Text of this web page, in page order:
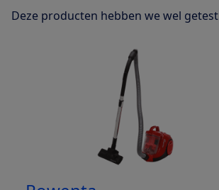
Deze producten hebben we wel getest